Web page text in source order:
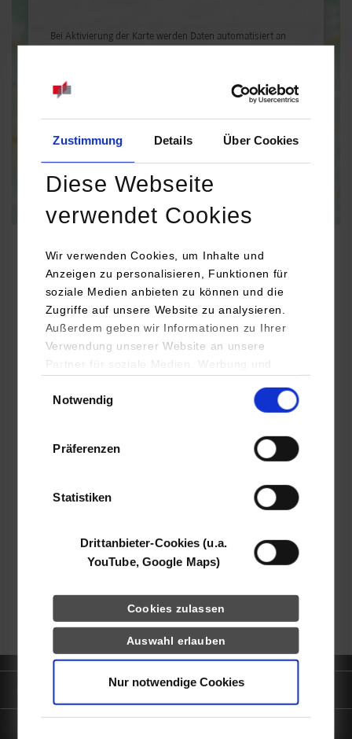
Zustimmung Details Über Cookies
Diese Webseite
verwendet Cookies
Wir verwenden Cookies, um Inhalte und
Anzeigen zu personalisieren, Funktionen für
soziale Medien anbieten zu können und die
Zugriffe auf unsere Website zu analysieren.
Außerdem geben wir Informationen zu Ihrer
Verwendung unserer Website an unsere
Partner für soziale Medien, Werbung und
YouTube, Google Maps) führen diese
Daten zusammen, die Sie ihnen bereitgestellt
haben oder die sie im Rahmen Ihrer Nutzung
Notwendig
Präferenzen
Statistiken
Drittanbieter-Cookies (u.a.
YouTube, Google Maps)
Cookies zulassen
Auswahl erlauben
Nur notwendige Cookies
Bei Aktivierung der Karte werden Daten automatisiert an
Einmalig aktivieren
Informatik
CGI Deutschland B.V. & Co. KG
Leinfelder Straße 60
70771 Leinfelden-Echterdingen
zurück zur Ergebnisliste